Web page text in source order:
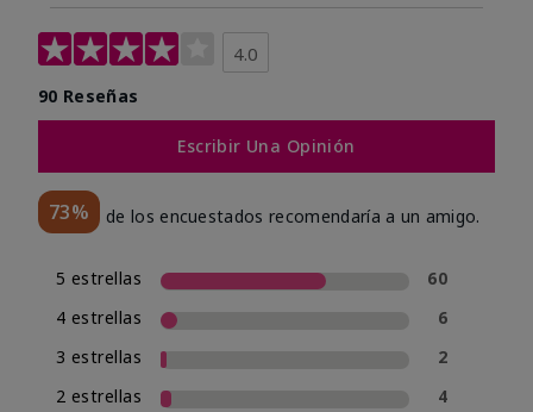
4.0
90 Reseñas
Escribir Una Opinión
73% de los encuestados recomendaría a un amigo.
5 estrellas
60
4 estrellas
6
3 estrellas
2
2 estrellas
4